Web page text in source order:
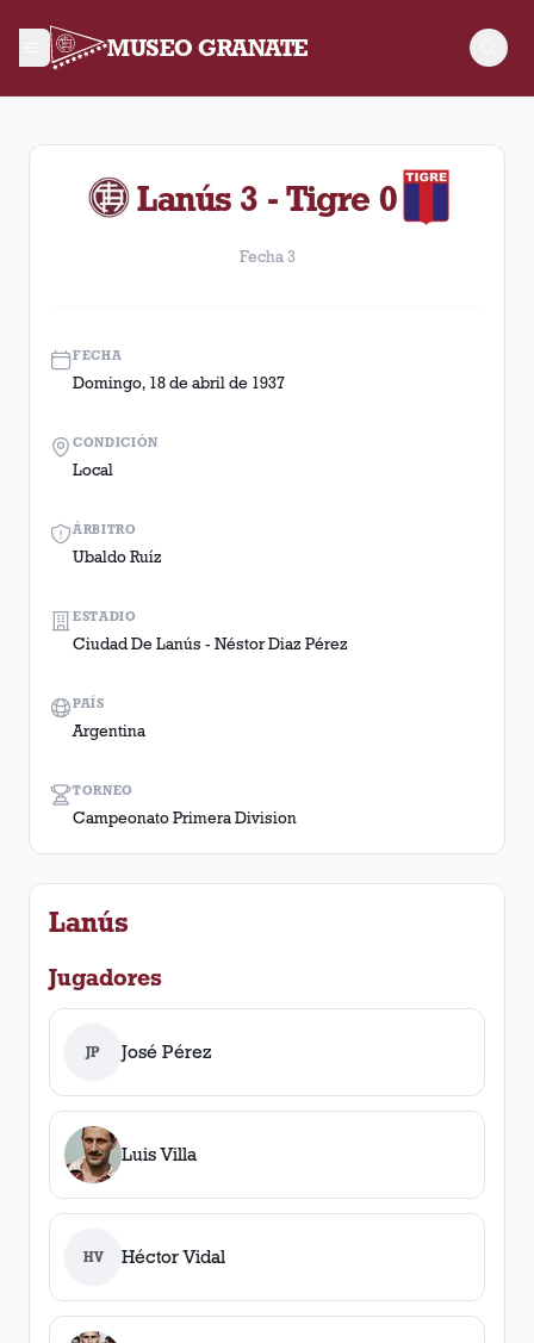
MUSEO GRANATE
Fecha 3. Partido entre Lanús y Tigre disputado el
Lanús 3 - Tigre 0
Fecha 3
FECHA
Domingo, 18 de abril de 1937
ÁRBITRO
Ubaldo Ruíz
TORNEO
Campeonato Primera Division
CONDICIÓN
Local
ESTADIO
Ciudad De Lanús - Néstor Diaz Pérez
PAÍS
Argentina
Lanús
Jugadores
JP José Pérez
Luis Villa
HV Héctor Vidal